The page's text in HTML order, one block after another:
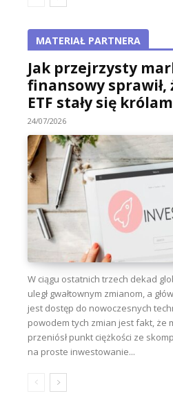
MATERIAŁ PARTNERA
Jak przejrzysty
finansowy sprawił,
ETF stały się
24/07/2026
W ciągu ostatnich trzech dekad
uległ gwałtownym zmianom, a
jest dostęp do nowoczesnych
powodem tych zmian jest fakt, że
przeniósł punkt ciężkości ze
na proste inwestowanie...